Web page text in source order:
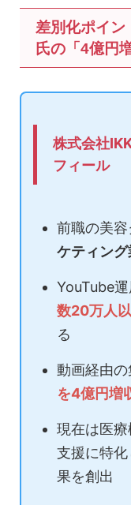
差別化ポイ
氏の「4億円
株式会社
フィール
前職の美
ケティン
YouTube運
数20万人
る
動画経由の
を4億円増
現在は医
支援に特
果を創出